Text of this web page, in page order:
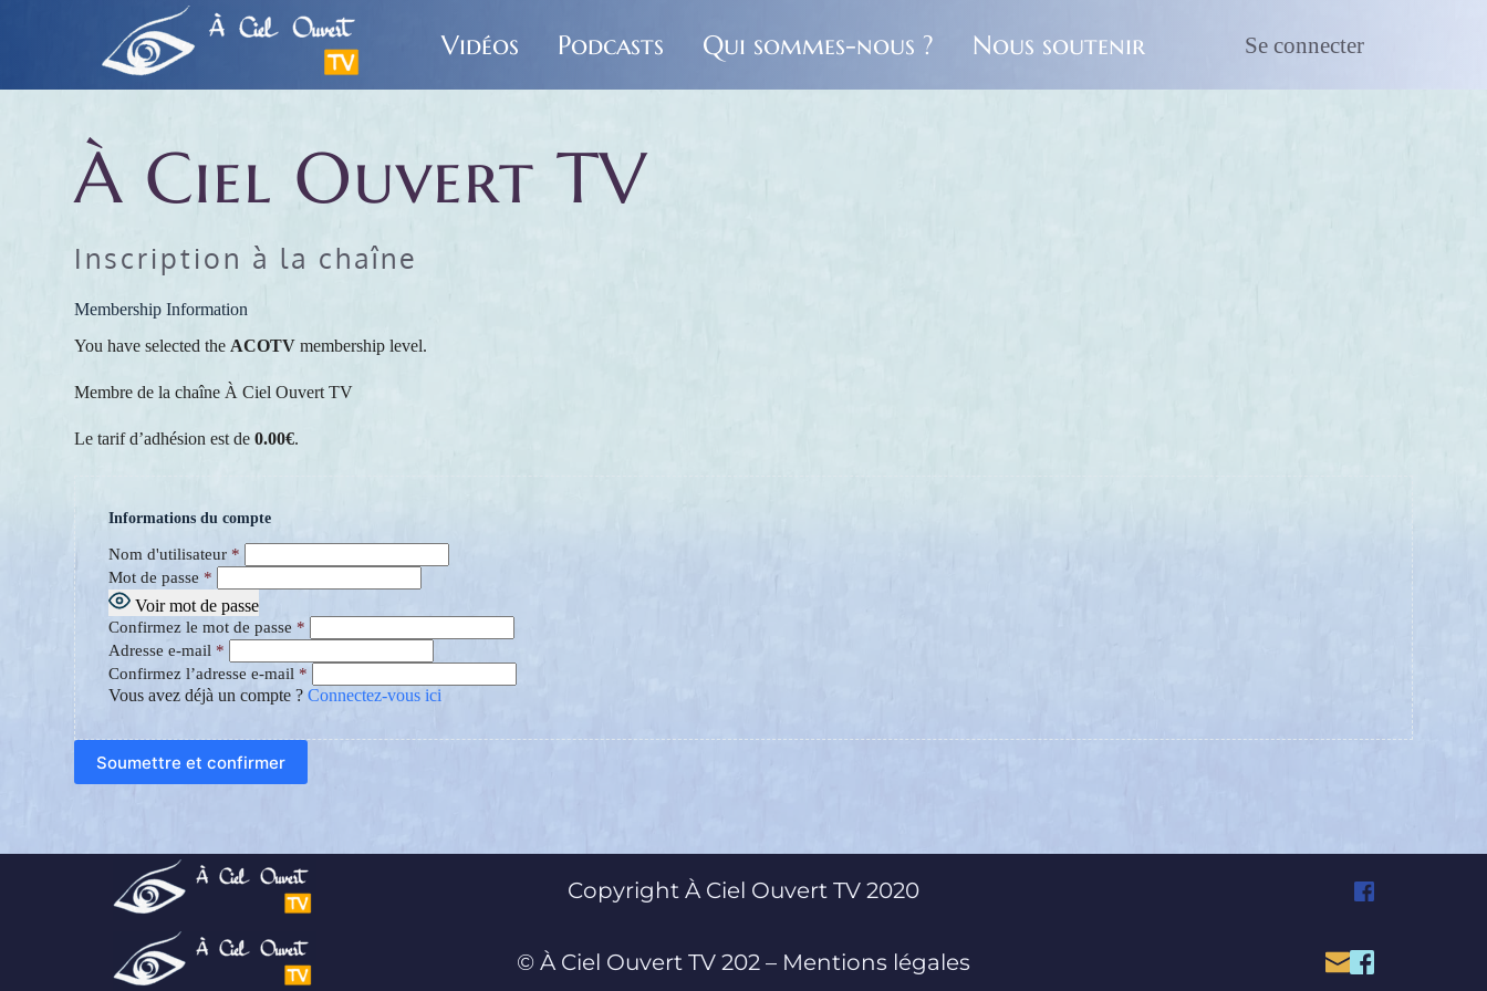
Vidéos Podcasts Qui sommes-nous ? Nous soutenir Se connecter
À Ciel Ouvert TV
Inscription à la chaîne
Membership Information
You have selected the ACOTV membership level.
Membre de la chaîne À Ciel Ouvert TV
Le tarif d’adhésion est de0.00€.
Informations du compte
Nom d'utilisateur *
Mot de passe *
Voir mot de passe
Confirmez le mot de passe *
Adresse e-mail *
Confirmez l’adresse e-mail *
Vous avez déjà un compte ?Connectez-vous ici
Copyright À Ciel Ouvert TV 2020
© À Ciel Ouvert TV 202 – Mentions légales